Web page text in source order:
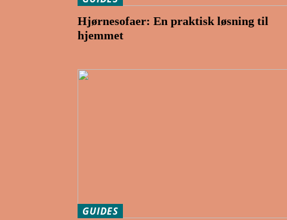
Hjørnesofaer: En praktisk løsning til
hjemmet
GUIDES